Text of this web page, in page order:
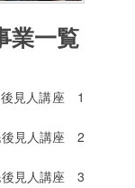
業一覧
見人講座 1
後見人講座 2
後見人講座 3